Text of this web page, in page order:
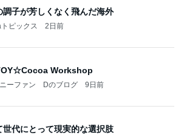
調子が芳しくなく飛んだ海外
ピックス 2日前
Workshop
ーファン Dのブログ 9日前
世代にとって現実的な選択肢